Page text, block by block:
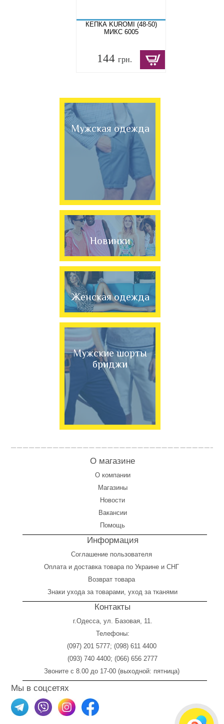
КЕПКА KUROMI (48-50)
МИКС 6005
144 грн.
Мужская одежда
Новинки
Женская одежда
Мужские шорты
бриджи
О магазине
О компании
Магазины
Новости
Вакансии
Помощь
Информация
Соглашение пользователя
Оплатаи доставка товара по Украине и СНГ
Возврат товара
Знаки ухода за товарами, уход за тканями
Контакты
г.Одесса, ул. Базовая, 11.
Телефоны:
(097) 201 5777; (098) 611 4400
(093) 740 4400; (066) 656 2777
Звоните с 8.00 до 17-00 (выходной: пятница)
Мы в соцсетях